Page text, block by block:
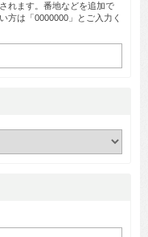
れます。番地などを追加で
方は「0000000」とご入力く